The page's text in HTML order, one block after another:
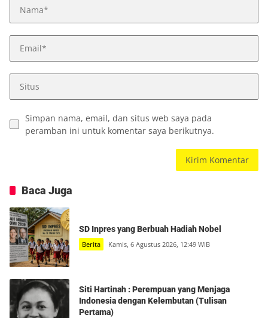
Simpan nama, email, dan situs web saya pada
peramban ini untuk komentar saya berikutnya.
Baca Juga
SD Inpres yang Berbuah Hadiah Nobel
Berita Kamis, 6 Agustus 2026, 12:49 WIB
Siti Hartinah : Perempuan yang Menjaga
Indonesia dengan Kelembutan (Tulisan
Pertama)